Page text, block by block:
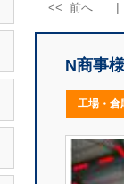
<< 前へ
N商事
工場・倉